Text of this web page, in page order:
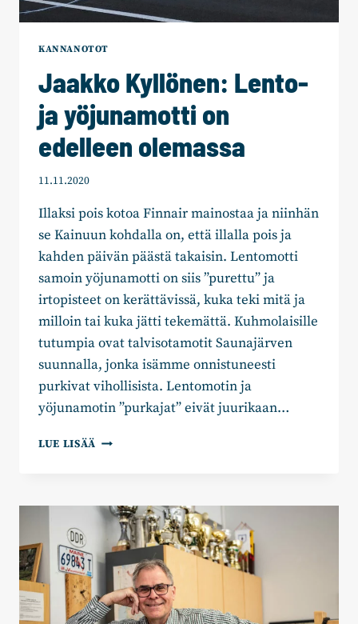
KANNANOTOT
Jaakko Kyllönen: Lento-
ja yöjunamotti on
edelleen olemassa
11.11.2020
Illaksi pois kotoa Finnair mainostaa ja niinhän
se Kainuun kohdalla on, että illalla pois ja
kahden päivän päästä takaisin. Lentomotti
samoin yöjunamotti on siis ”purettu” ja
irtopisteet on kerättävissä, kuka teki mitä ja
milloin tai kuka jätti tekemättä. Kuhmolaisille
tutumpia ovat talvisotamotit Saunajärven
suunnalla, jonka isämme onnistuneesti
purkivat vihollisista. Lentomotin ja
yöjunamotin ”purkajat” eivät juurikaan…
LUE LISÄÄ JAAKKO
YÖJUNAMOTTI
ON
EDELLEEN
OLEMASSA